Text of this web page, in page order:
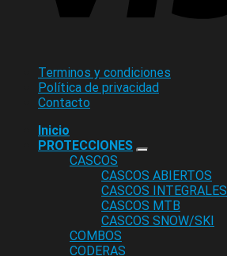
Terminos y condiciones
Política de privacidad
Contacto
Inicio
PROTECCIONES
CASCOS
CASCOS ABIERTOS
CASCOS INTEGRALES
CASCOS MTB
CASCOS SNOW/SKI
COMBOS
CODERAS